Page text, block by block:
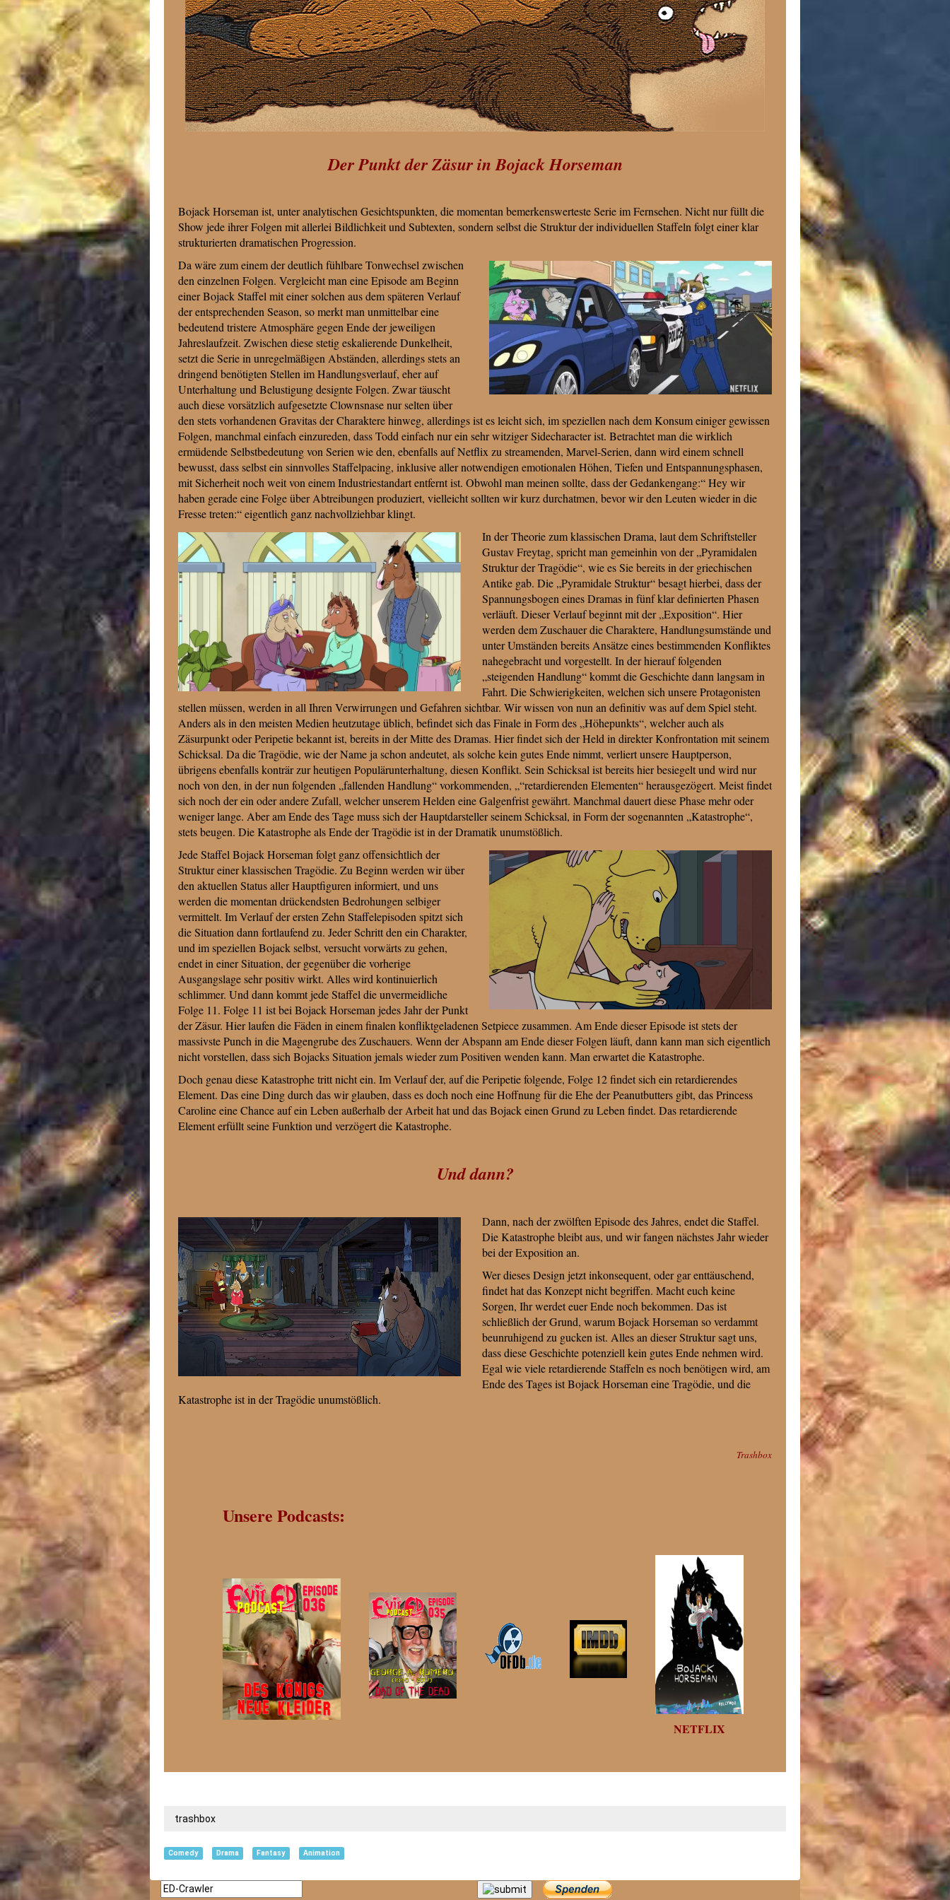
Der Punkt der Zäsur in Bojack Horseman
Bojack Horseman ist, unter analytischen Gesichtspunkten, die momentan bemerkenswerteste Serie im Fernsehen. Nicht nur füllt die
Show jede ihrer Folgen mit allerlei Bildlichkeit und Subtexten, sondern selbst die Struktur der individuellen Staffeln folgt einer klar
strukturierten dramatischen Progression.
Da wäre zum einem der deutlich fühlbare Tonwechsel zwischen
den einzelnen Folgen. Vergleicht man eine Episode am Beginn
einer Bojack Staffel mit einer solchen aus dem späteren Verlauf
der entsprechenden Season, so merkt man unmittelbar eine
bedeutend tristere Atmosphäre gegen Ende der jeweiligen
Jahreslaufzeit. Zwischen diese stetig eskalierende Dunkelheit,
setzt die Serie in unregelmäßigen Abständen, allerdings stets an
dringend benötigten Stellen im Handlungsverlauf, eher auf
Unterhaltung und Belustigung designte Folgen. Zwar täuscht
auch diese vorsätzlich aufgesetzte Clownsnase nur selten über
den stets vorhandenen Gravitas der Charaktere hinweg, allerdings ist es leicht sich, im speziellen nach dem Konsum einiger gewissen
Folgen, manchmal einfach einzureden, dass Todd einfach nur ein sehr witziger Sidecharacter ist. Betrachtet man die wirklich
ermüdende Selbstbedeutung von Serien wie den, ebenfalls auf Netflix zu streamenden, Marvel-Serien, dann wird einem schnell
bewusst, dass selbst ein sinnvolles Staffelpacing, inklusive aller notwendigen emotionalen Höhen, Tiefen und Entspannungsphasen,
mit Sicherheit noch weit von einem Industriestandart entfernt ist. Obwohl man meinen sollte, dass der Gedankengang:“ Hey wir
haben gerade eine Folge über Abtreibungen produziert, vielleicht sollten wir kurz durchatmen, bevor wir den Leuten wieder in die
Fresse treten:“ eigentlich ganz nachvollziehbar klingt.
In der Theorie zum klassischen Drama, laut dem Schriftsteller
Gustav Freytag, spricht man gemeinhin von der „Pyramidalen
Struktur der Tragödie“, wie es Sie bereits in der griechischen
Antike gab. Die „Pyramidale Struktur“ besagt hierbei, dass der
Spannungsbogen eines Dramas in fünf klar definierten Phasen
verläuft. Dieser Verlauf beginnt mit der „Exposition“. Hier
werden dem Zuschauer die Charaktere, Handlungsumstände und
unter Umständen bereits Ansätze eines bestimmenden Konfliktes
nahegebracht und vorgestellt. In der hierauf folgenden
„steigenden Handlung“ kommt die Geschichte dann langsam in
Fahrt. Die Schwierigkeiten, welchen sich unsere Protagonisten
stellen müssen, werden in all Ihren Verwirrungen und Gefahren sichtbar. Wir wissen von nun an definitiv was auf dem Spiel steht.
Anders als in den meisten Medien heutzutage üblich, befindet sich das Finale in Form des „Höhepunkts“, welcher auch als
Zäsurpunkt oder Peripetie bekannt ist, bereits in der Mitte des Dramas. Hier findet sich der Held in direkter Konfrontation mit seinem
Schicksal. Da die Tragödie, wie der Name ja schon andeutet, als solche kein gutes Ende nimmt, verliert unsere Hauptperson,
übrigens ebenfalls konträr zur heutigen Populärunterhaltung, diesen Konflikt. Sein Schicksal ist bereits hier besiegelt und wird nur
noch von den, in der nun folgenden „fallenden Handlung“ vorkommenden, „“retardierenden Elementen“ herausgezögert. Meist findet
sich noch der ein oder andere Zufall, welcher unserem Helden eine Galgenfrist gewährt. Manchmal dauert diese Phase mehr oder
weniger lange. Aber am Ende des Tage muss sich der Hauptdarsteller seinem Schicksal, in Form der sogenannten „Katastrophe“,
stets beugen. Die Katastrophe als Ende der Tragödie ist in der Dramatik unumstößlich.
Jede Staffel Bojack Horseman folgt ganz offensichtlich der
Struktur einer klassischen Tragödie. Zu Beginn werden wir über
den aktuellen Status aller Hauptfiguren informiert, und uns
werden die momentan drückendsten Bedrohungen selbiger
vermittelt. Im Verlauf der ersten Zehn Staffelepisoden spitzt sich
die Situation dann fortlaufend zu. Jeder Schritt den ein Charakter,
und im speziellen Bojack selbst, versucht vorwärts zu gehen,
endet in einer Situation, der gegenüber die vorherige
Ausgangslage sehr positiv wirkt. Alles wird kontinuierlich
schlimmer. Und dann kommt jede Staffel die unvermeidliche
Folge 11. Folge 11 ist bei Bojack Horseman jedes Jahr der Punkt
der Zäsur. Hier laufen die Fäden in einem finalen konfliktgeladenen Setpiece zusammen. Am Ende dieser Episode ist stets der
massivste Punch in die Magengrube des Zuschauers. Wenn der Abspann am Ende dieser Folgen läuft, dann kann man sich eigentlich
nicht vorstellen, dass sich Bojacks Situation jemals wieder zum Positiven wenden kann. Man erwartet die Katastrophe.
Doch genau diese Katastrophe tritt nicht ein. Im Verlauf der, auf die Peripetie folgende, Folge 12 findet sich ein retardierendes
Element. Das eine Ding durch das wir glauben, dass es doch noch eine Hoffnung für die Ehe der Peanutbutters gibt, das Princess
Caroline eine Chance auf ein Leben außerhalb der Arbeit hat und das Bojack einen Grund zu Leben findet. Das retardierende
Element erfüllt seine Funktion und verzögert die Katastrophe.
Und dann?
Dann, nach der zwölften Episode des Jahres, endet die Staffel.
Die Katastrophe bleibt aus, und wir fangen nächstes Jahr wieder
bei der Exposition an.
Wer dieses Design jetzt inkonsequent, oder gar enttäuschend,
findet hat das Konzept nicht begriffen. Macht euch keine
Sorgen, Ihr werdet euer Ende noch bekommen. Das ist
schließlich der Grund, warum Bojack Horseman so verdammt
beunruhigend zu gucken ist. Alles an dieser Struktur sagt uns,
dass diese Geschichte potenziell kein gutes Ende nehmen wird.
Egal wie viele retardierende Staffeln es noch benötigen wird, am
Ende des Tages ist Bojack Horseman eine Tragödie, und die
Katastrophe ist in der Tragödie unumstößlich.
Trashbox
Unsere Podcasts:
NETFLIX
trashbox
Comedy Drama Fantasy Animation